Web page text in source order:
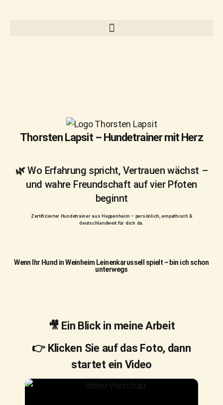
Thorsten Lapsit – Hundetrainer mit Herz
🌿 Wo Erfahrung spricht, Vertrauen wächst –
und wahre Freundschaft auf vier Pfoten
beginnt
Zertifizierter Hundetrainer aus Heppenheim – persönlich, empathisch &
deutschlandweit für dich da.
Wenn Ihr Hund in Weinheim Leinenkarussell spielt – bin ich schon
unterwegs
🎥 Ein Blick in meine Arbeit
👉 Klicken Sie auf das Foto, dann
startet ein Video